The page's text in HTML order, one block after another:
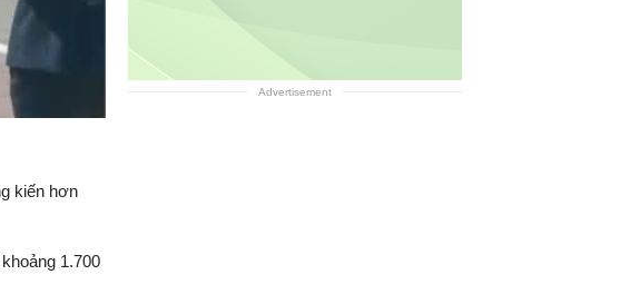
kiến ​​hơn
1.700
Advertisement